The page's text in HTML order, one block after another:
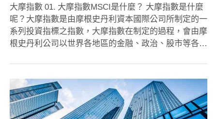
大摩指數 01. 大摩指數MSCI是什麼？ 大摩指數是什麼
呢？大摩指數是由摩根史丹利資本國際公司所制定的一
系列投資指標之指數，大摩指數在制定的過程，會由摩
根史丹利公司以世界各地區的金融、政治、股市等各…